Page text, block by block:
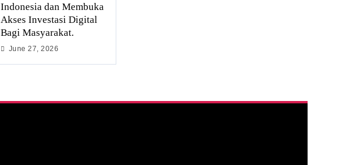
Indonesia dan Membuka
Akses Investasi Digital
Bagi Masyarakat.
June 27, 2026